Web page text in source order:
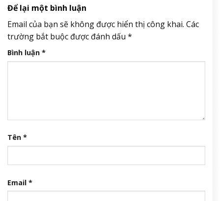
Đúng thứ Bảy 8/8/2026, 3 con giáp đổi đời dễ dàng như trở bàn
tay, tiền tài ùa tới, ngồi không lộc cũng đến